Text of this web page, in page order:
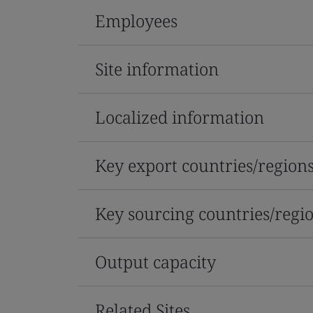
Employees
Site information
Localized information
Key export countries/regions
Key sourcing countries/
Output capacity